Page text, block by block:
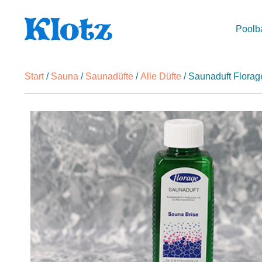
Start/ Sauna / Saunadüfte /Alle Düfte / Saunaduft